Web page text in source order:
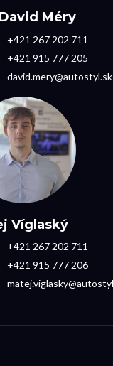
Méry
+421 267 202 711
+421 915 777 205
david.mery@autostyl.sk
Víglaský
+421 267 202 711
+421 915 777 206